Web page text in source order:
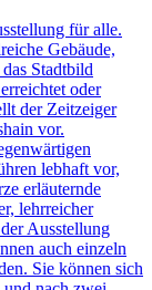
für alle.
Gebäude,
Stadtbild
oder
der Zeitzeiger
vor.
lebhaft vor,
erläuternde
lehrreicher
Ausstellung
auch einzeln
Sie können sich